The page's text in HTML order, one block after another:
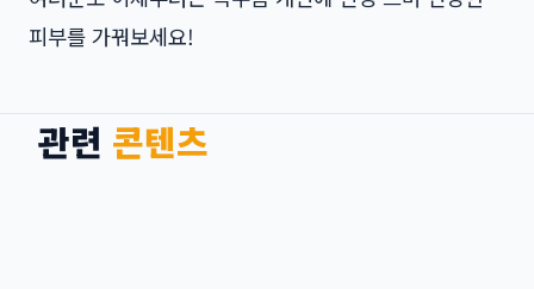
피부를 가꿔보세요!
관련 콘텐츠